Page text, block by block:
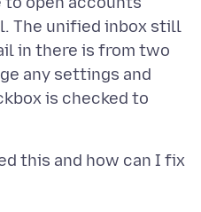
The unified inbox still
in there is from two
any settings and
is checked to
this and how can I fix